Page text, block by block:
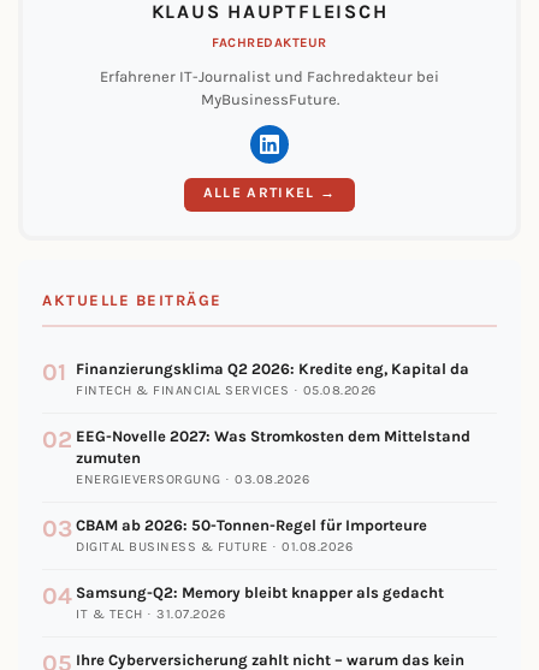
KLAUS HAUPTFLEISCH
FACHREDAKTEUR
Erfahrener IT-Journalist und Fachredakteur bei
MyBusinessFuture.
ALLE ARTIKEL →
AKTUELLE BEITRÄGE
01 Finanzierungsklima Q2 2026: Kredite eng, Kapital da
FINTECH & FINANCIAL SERVICES · 05.08.2026
02 EEG-Novelle 2027: Was Stromkosten dem Mittelstand
zumuten
ENERGIEVERSORGUNG · 03.08.2026
03 CBAM ab 2026: 50-Tonnen-Regel für Importeure
DIGITAL BUSINESS & FUTURE · 01.08.2026
04 Samsung-Q2: Memory bleibt knapper als gedacht
IT & TECH · 31.07.2026
05 Ihre Cyberversicherung zahlt nicht – warum das kein